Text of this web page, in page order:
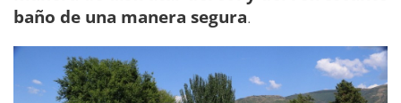
baño de una manera segura.